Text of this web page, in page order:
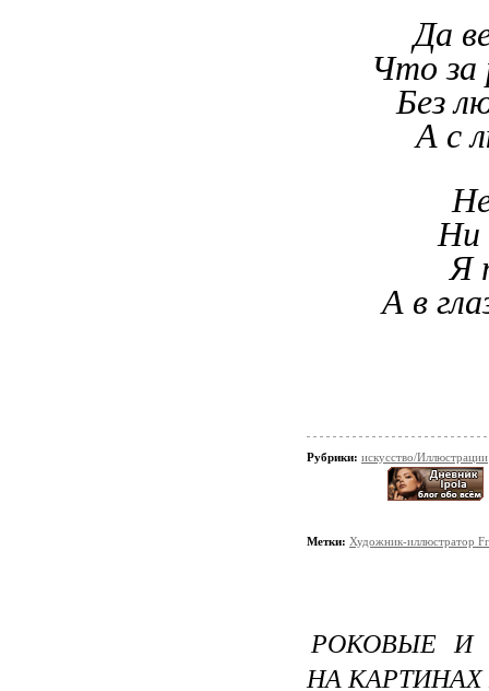
Да
Что за
Без
А с
Ни
Я
А в
Рубрики: искусство/Иллюстрации
Метки: Художник-иллюстратор
РОКОВЫЕ И
НА